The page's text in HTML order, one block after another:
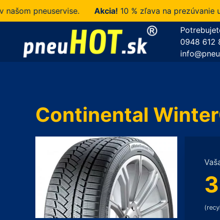
pneuservise. Akcia!10 % zľava na prezúvanie u
0948 612
Continental